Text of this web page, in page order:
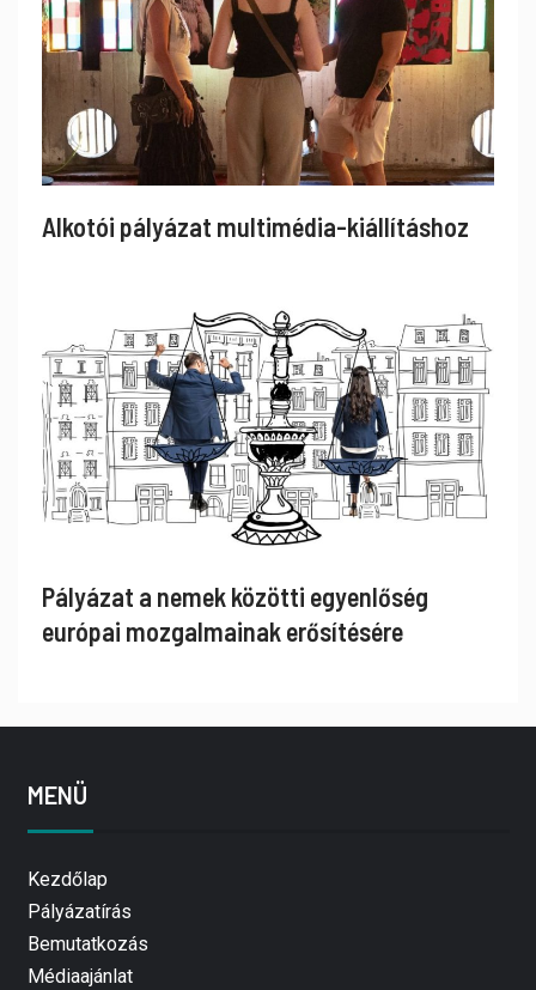
Alkotói pályázat multimédia-kiállításhoz
Pályázat a nemek közötti egyenlőség
európai mozgalmainak erősítésére
MENÜ
Kezdőlap
Pályázatírás
Bemutatkozás
Médiaajánlat